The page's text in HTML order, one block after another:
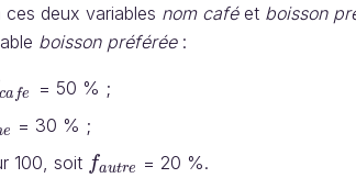
ces deux variables nom caféet boisson
boisson préférée :
ca fe
cafe = 50 % ;
ee = 30 % ;
100, soit fautre
fautre = 20 %.